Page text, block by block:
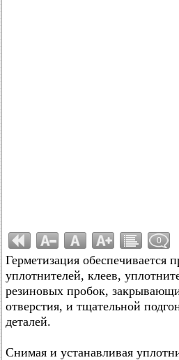
0
Герметизация обеспечивается
уплотнителей, клеев,
резиновых пробок,
отверстия, и тщательной
деталей.
Снимая и устанавливая